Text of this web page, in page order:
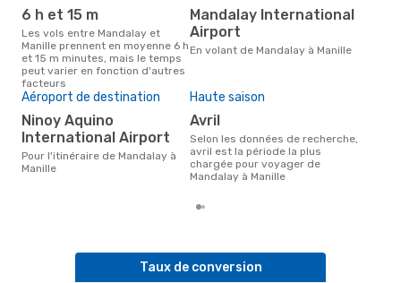
6 h et 15 m
Les vols entre Mandalay et
Manille prennent en moyenne 6 h
et 15 m minutes, mais le temps
peut varier en fonction d'autres
facteurs
Mandalay International
Airport
En volant de Mandalay à Manille
Aéroport de destination
Ninoy Aquino
International Airport
Pour l'itinéraire de Mandalay à
Manille
Haute saison
avril
Selon les données de recherche,
avril est la période la plus
chargée pour voyager de
Mandalay à Manille
Taux de conversion